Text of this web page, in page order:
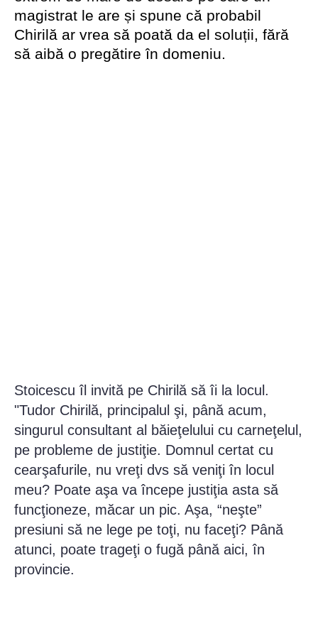
magistrat le are și spune că probabil
Chirilă ar vrea să poată da el soluții, fără
să aibă o pregătire în domeniu.
Stoicescu îl invită pe Chirilă să îi la locul.
"Tudor Chirilă, principalul şi, până acum,
singurul consultant al băieţelului cu carneţelul,
pe probleme de justiţie. Domnul certat cu
cearşafurile, nu vreţi dvs să veniţi în locul
meu? Poate aşa va începe justiţia asta să
funcţioneze, măcar un pic. Aşa, “neşte”
presiuni să ne lege pe toţi, nu faceţi? Până
atunci, poate trageţi o fugă până aici, în
provincie.